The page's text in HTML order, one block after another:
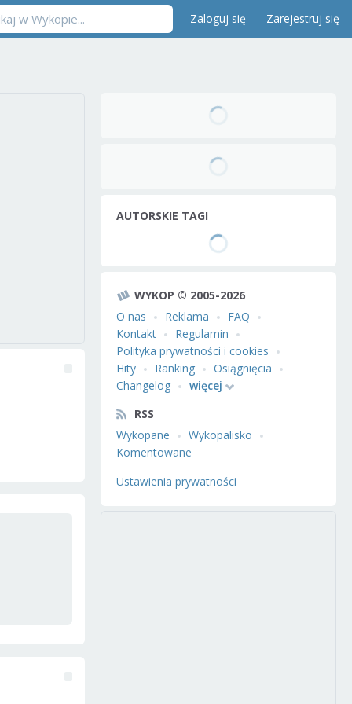
Zaloguj się Zarejestruj się
AUTORSKIE TAGI
WYKOP © 2005-2026
O nas
Reklama
FAQ
Kontakt
Regulamin
Polityka prywatności i cookies
Hity
Ranking
Osiągnięcia
Changelog
więcej
RSS
Wykopane
Wykopalisko
Komentowane
Ustawienia prywatności